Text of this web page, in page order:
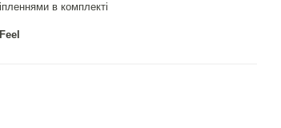
в комплекті